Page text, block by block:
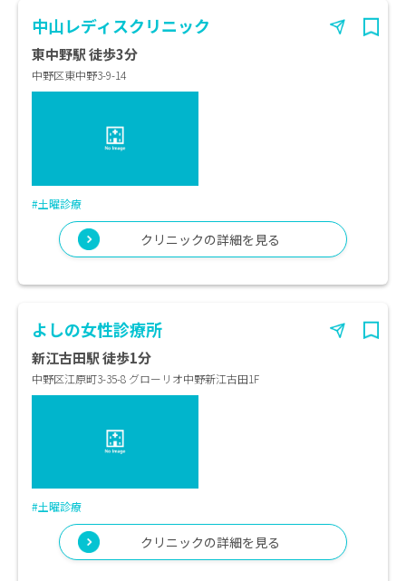
中山レディスクリニック
東中野駅 徒歩3分
中野区東中野3-9-14
#土曜診療
クリニックの詳細を見る
よしの女性診療所
新江古田駅 徒歩1分
中野区江原町3-35-8 グローリオ中野新江古田1F
#土曜診療
クリニックの詳細を見る